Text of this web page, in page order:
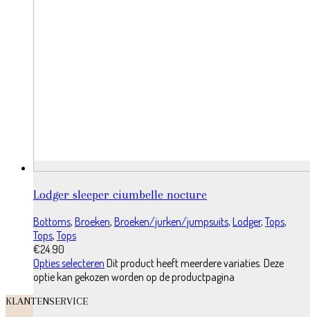
Lodger sleeper ciumbelle nocture
Bottoms, Broeken, Broeken/jurken/jumpsuits, Lodger,Tops,
Tops,Tops
€24.90
Opties selecteren Dit product heeft meerdere variaties. Deze
optie kan gekozen worden op de productpagina
KLANTENSERVICE